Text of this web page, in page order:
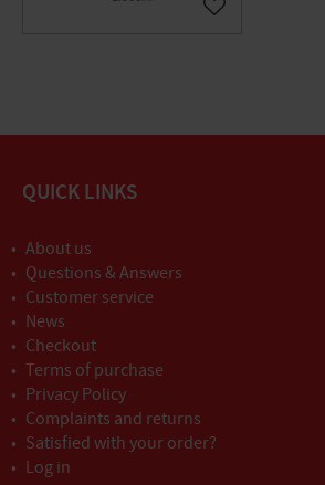
Gem som favorit
QUICK LINKS
About us
Questions & Answers
Customer service
News
Checkout
Terms of purchase
Privacy Policy
Complaints and returns
Satisfied with your order?
Log in